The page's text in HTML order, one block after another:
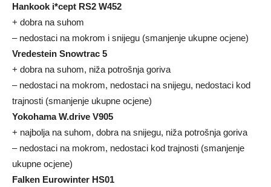
Hankook i*cept RS2 W452
+ dobra na suhom
– nedostaci na mokrom i snijegu (smanjenje ukupne ocjene)
Vredestein Snowtrac 5
+ dobra na suhom, niža potrošnja goriva
– nedostaci na mokrom, nedostaci na snijegu, nedostaci kod
trajnosti (smanjenje ukupne ocjene)
Yokohama W.drive V905
+ najbolja na suhom, dobra na snijegu, niža potrošnja goriva
– nedostaci na mokrom, nedostaci kod trajnosti (smanjenje
ukupne ocjene)
Falken Eurowinter HS01